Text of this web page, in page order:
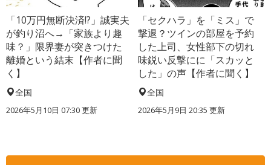
「10万円無断決済!?」誠実夫
が釣り沼へ→「家族より趣
味？」限界妻が突きつけた
離婚という結末【作者に聞
く】
全国
2026年5月10日 07:30 更新
「セクハラ」を「ミス」で
撃退？ツインの部屋を予約
した上司、女性部下の切れ
味鋭い反撃にに「スカッと
した」の声【作者に聞く】
全国
2026年5月9日 20:35 更新